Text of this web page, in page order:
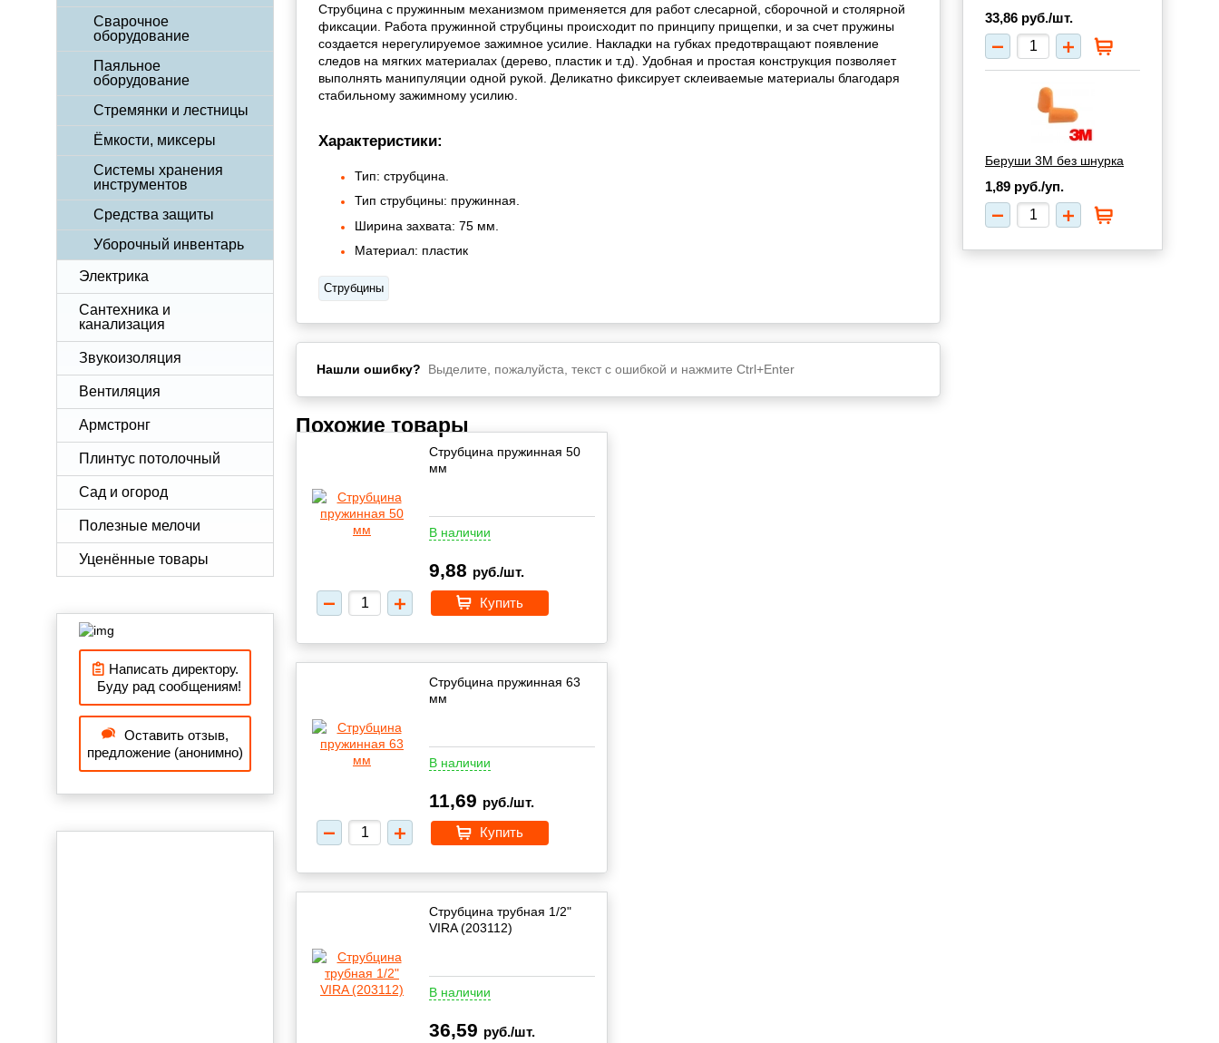
Сварочное
оборудование
Паяльное
оборудование
Стремянки и лестницы
Ёмкости, миксеры
Системы хранения
инструментов
Средства защиты
Уборочный инвентарь
Электрика
Сантехника и
канализация
Звукоизоляция
Вентиляция
Армстронг
Плинтус потолочный
Сад и огород
Полезные мелочи
Уценённые товары
Написать директору.
Буду рад сообщениям!
Оставить отзыв,
предложение (анонимно)
Струбцина с пружинным механизмом применяется для работ слесарной, сборочной и столярной
фиксации. Работа пружинной струбцины происходит по принципу прищепки, и за счет пружины
создается нерегулируемое зажимное усилие. Накладки на губках предотвращают появление
следов на мягких материалах (дерево, пластик и т.д). Удобная и простая конструкция позволяет
выполнять манипуляции одной рукой. Деликатно фиксирует склеиваемые материалы благодаря
стабильному зажимному усилию.
Характеристики:
Тип: струбцина.
Тип струбцины: пружинная.
Ширина захвата: 75 мм.
Материал: пластик
Струбцины
Нашли ошибку? Выделите, пожалуйста, текст с ошибкой и нажмите Ctrl+Enter
Похожие товары
Струбцина пружинная 50
мм
В наличии
9,88 руб./шт.
Купить
Струбцина пружинная 63
мм
В наличии
11,69 руб./шт.
Купить
Струбцина трубная 1/2"
VIRA (203112)
В наличии
36,59 руб./шт.
33,86 руб./шт.
Беруши 3М без шнурка
1,89 руб./уп.